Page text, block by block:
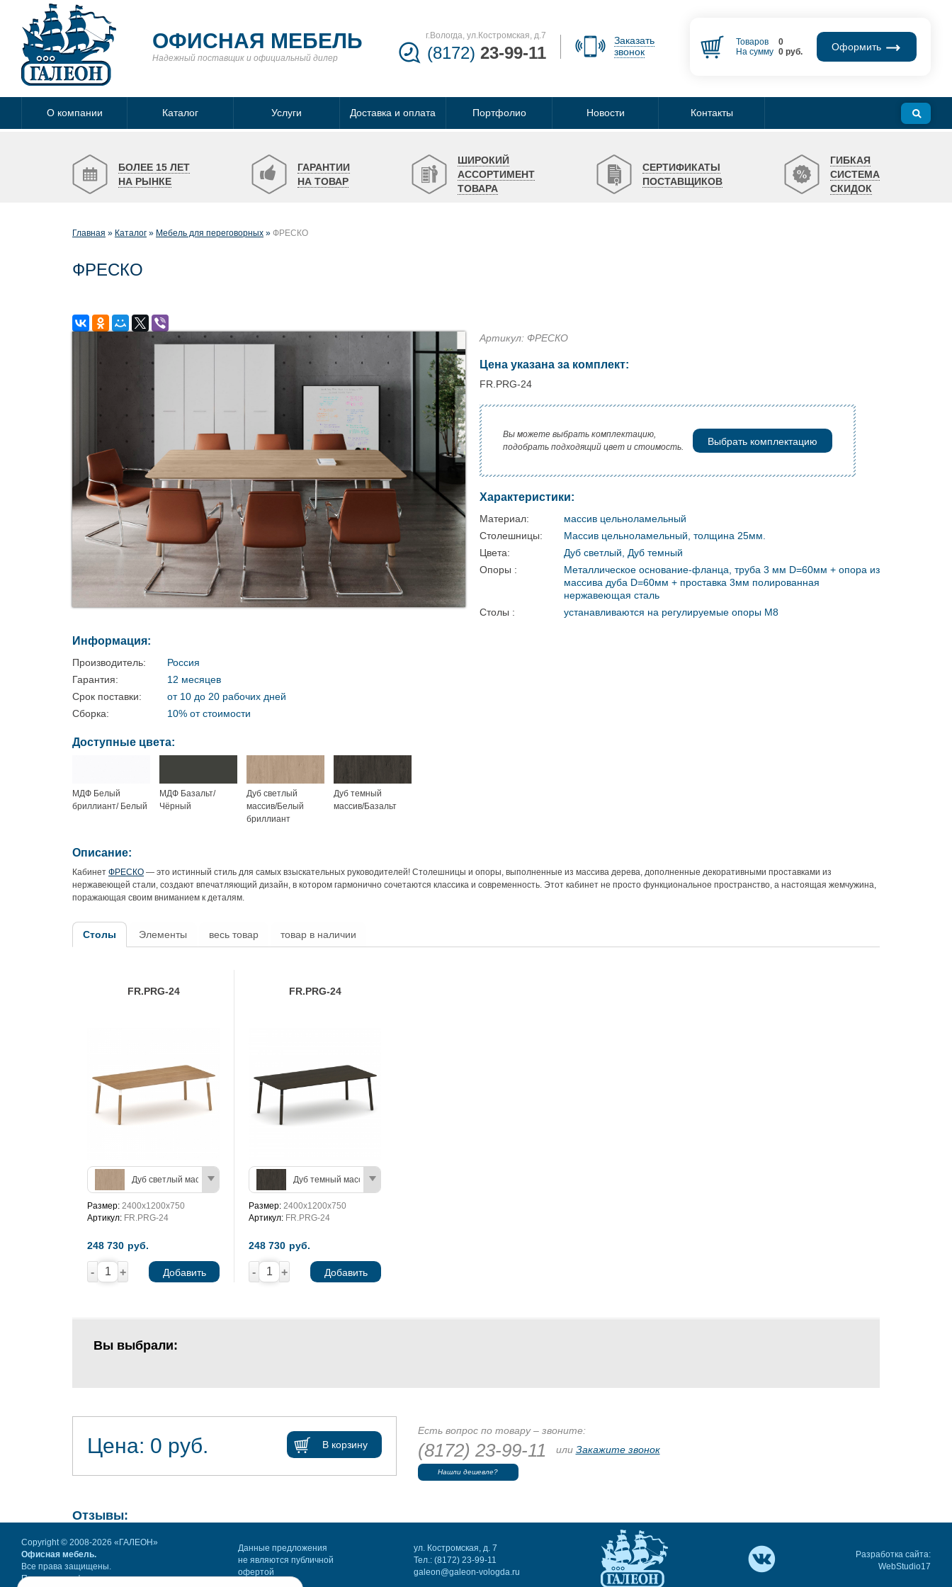
ОФИСНАЯ МЕБЕЛЬ
Надежный поставщик и официальный дилер
г.Вологда, ул.Костромская, д.7
(8172) 23-99-11
Заказать
звонок
Товаров
0
На сумму 0руб. Оформить
О компании Каталог Услуги Доставка и оплата Портфолио Новости Контакты
БОЛЕЕ 15 ЛЕТ
НА РЫНКЕ
ГАРАНТИИ
НА ТОВАР
ШИРОКИЙ
АССОРТИМЕНТ
ТОВАРА
СЕРТИФИКАТЫ
ПОСТАВЩИКОВ
ГИБКАЯ
СИСТЕМА
СКИДОК
Главная Каталог Мебель для переговорных ФРЕСКО
ФРЕСКО
Артикул: ФРЕСКО
Цена указана за комплект:
FR.PRG-24
Вы можете выбрать комплектацию,
подобрать подходящий цвет и стоимость.
Выбрать комплектацию
Характеристики:
Материал:
массив цельноламельный
Столешницы:
Массив цельноламельный, толщина 25мм.
Цвета:
Дуб светлый, Дуб темный
Опоры :
Металлическое основание-фланца, труба 3 мм D=60мм + опора из
массива дуба D=60мм + проставка 3мм полированная
нержавеющая сталь
Столы :
устанавливаются на регулируемые опоры М8
Информация:
Производитель:
Россия
Гарантия:
12 месяцев
Срок поставки:
от 10 до 20 рабочих дней
Сборка:
10% от стоимости
Доступные цвета:
МДФ Белый
бриллиант/ Белый
МДФ Базальт/
Чёрный
Дуб светлый
массив/Белый
бриллиант
Дуб темный
массив/Базальт
Описание:
Кабинет ФРЕСКО — это истинный стиль для самых взыскательных руководителей! Столешницы и опоры, выполненные из массива дерева, дополненные декоративными проставками из
нержавеющей стали, создают впечатляющий дизайн, в котором гармонично сочетаются классика и современность. Этот кабинет не просто функциональное пространство, а настоящая жемчужина,
поражающая своим вниманием к деталям.
Столы Элементы весь товар товар в наличии
FR.PRG-24
Дуб светлый массив/Белый бриллиант
Размер: 2400х1200х750
Артикул: FR.PRG-24
248 730 руб.
- + Добавить
FR.PRG-24
Дуб темный массив/Базальт
Размер: 2400х1200х750
Артикул: FR.PRG-24
248 730 руб.
- + Добавить
Вы выбрали:
Цена: 0 руб. В корзину
Есть вопрос по товару – звоните:
(8172) 23-99-11 или Закажите звонок
Нашли дешевле?
Отзывы:
Copyright © 2008-2026 «ГАЛЕОН»
Офисная мебель.
Все права защищены.
Политика конфиденциальности
Данные предложения
не являются публичной
офертой
ул. Костромская, д. 7
Тел.: (8172) 23-99-11
galeon@galeon-vologda.ru
Разработка сайта:
WebStudio17